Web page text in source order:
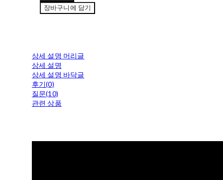
장바구니에 담기
상세 설명 머리글
상세 설명
상세 설명 바닥글
후기(0)
질문(10)
관련 상품